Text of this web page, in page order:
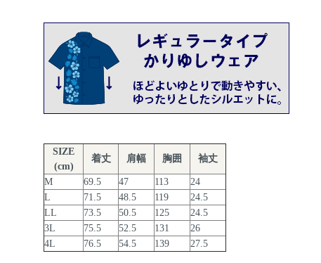
SIZE
(cm)
着丈 肩幅 胸囲 袖丈
M 69.5 47 113
24
L
71.5 48.5 119
24.5
LL
73.5 50.5 125
24.5
3L
75.5 52.5 131
26
4L
76.5 54.5 139 27.5